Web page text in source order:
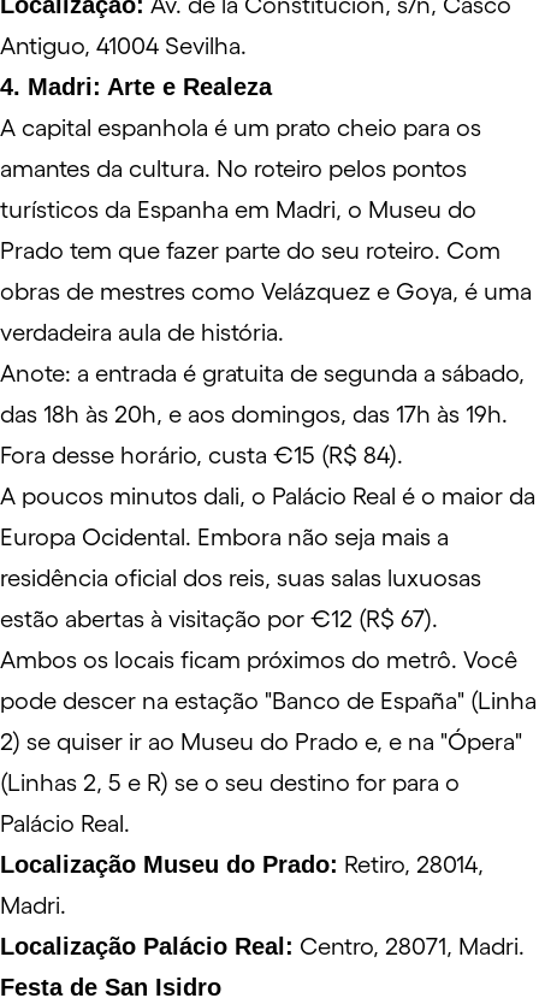
Antiguo, 41004 Sevilha.
4. Madri: Arte e Realeza
A capital espanhola é um prato cheio para os
amantes da cultura. No roteiro pelos pontos
turísticos da Espanha em Madri, o Museu do
Prado tem que fazer parte do seu roteiro. Com
obras de mestres como Velázquez e Goya, é uma
verdadeira aula de história.
Anote: a entrada é gratuita de segunda a sábado,
das 18h às 20h, e aos domingos, das 17h às 19h.
Fora desse horário, custa €15 (R$ 84).
A poucos minutos dali, o Palácio Real é o maior da
Europa Ocidental. Embora não seja mais a
residência oficial dos reis, suas salas luxuosas
estão abertas à visitação por €12 (R$ 67).
Ambos os locais ficam próximos do metrô. Você
pode descer na estação "Banco de España" (Linha
2) se quiser ir ao Museu do Prado e, e na "Ópera"
(Linhas 2, 5 e R) se o seu destino for para o
Palácio Real.
Localização Museu do Prado: Retiro, 28014,
Madri.
Localização Palácio Real: Centro, 28071, Madri.
Festa de San Isidro